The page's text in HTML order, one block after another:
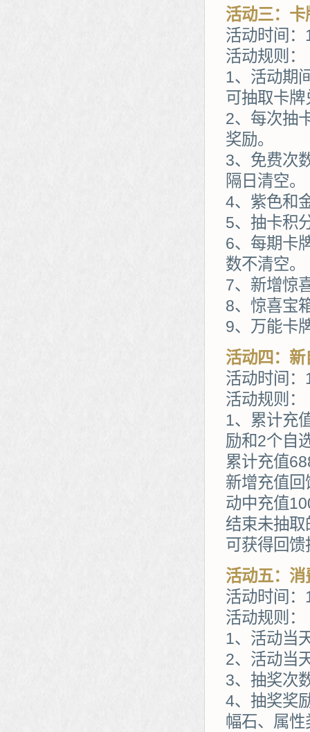
活动三：卡
活动时间
活动规则：
1、活动期
可抽取卡
2、每次抽
奖励。
3、免费次
隔日清空。
4、紫色和
5、抽卡积
6、每期卡
数不清空。
7、新增惊
8、惊喜宝
9、万能卡
活动四：
活动时间
活动规则：
1、累计充
励和2个自
累计充值
新增充值
动中充值
结束未抽
可获得回馈
活动五：消
活动时间
活动规则：
1、活动当
2、活动当
3、抽奖次
4、抽奖奖
幅石、属性